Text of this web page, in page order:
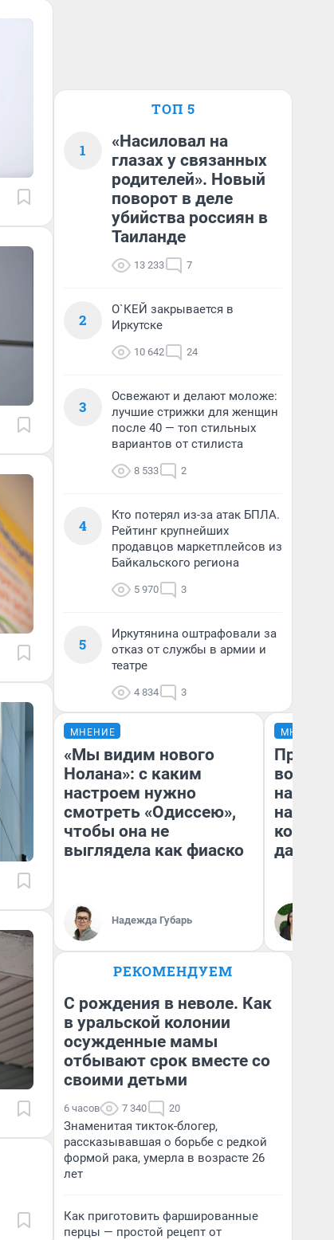
ТОП 5
1
«Насиловал на
глазах у связанных
родителей». Новый
поворот в деле
убийства россиян в
Таиланде
13 233 7
2
О`КЕЙ закрывается в
Иркутске
10 642 24
3
Освежают и делают моложе:
лучшие стрижки для женщин
после 40 — топ стильных
вариантов от стилиста
8 533 2
4
Кто потерял из-за атак БПЛА.
Рейтинг крупнейших
продавцов маркетплейсов из
Байкальского региона
5 970 3
5
Иркутянина оштрафовали за
отказ от службы в армии и
театре
4 834 3
МНЕНИЕ
«Мы видим нового
Нолана»: с каким
настроем нужно
смотреть «Одиссею»,
чтобы она не
выглядела как фиаско
Надежда Губарь
МНЕНИЕ
нам
даже
РЕКОМЕНДУЕМ
С рождения в неволе. Как
в уральской колонии
осужденные мамы
отбывают срок вместе со
своими детьми
6 часов 7 340 20
Знаменитая тикток-блогер,
рассказывавшая о борьбе с редкой
формой рака, умерла в возрасте 26
лет
Как приготовить фаршированные
перцы — простой рецепт от